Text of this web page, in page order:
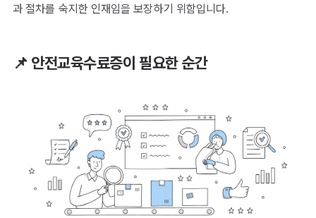
과 절차를 숙지한 인재임을 보장하기 위함입니다.
📌 안전교육수료증이 필요한 순간